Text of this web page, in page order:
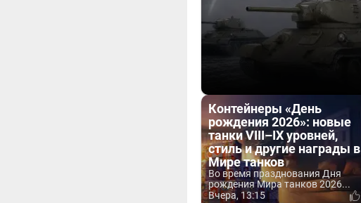
Контейнеры «День
рождения 2026»: новые
танки VIII–IX уровней,
стиль и другие награды в
Мире танков
Во время празднования Дня
рождения Мира танков 2026...
Вчера, 13:15